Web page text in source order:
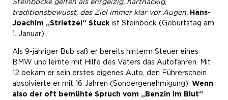
traditionsbewusst, das Ziel immer klar vor Augen. Hans-
Joachim „Strietzel“ Stuck ist Steinbock (Geburtstag am
1. Januar).
Als 9-jähriger Bub saß er bereits hinterm Steuer eines
BMW und lernte mit Hilfe des Vaters das Autofahren. Mit
12 bekam er sein erstes eigenes Auto, den Führerschein
absolvierte er mit 16 Jahren (Sondergenehmigung). Wenn
also der oft bemühte Spruch vom „Benzin im Blut“